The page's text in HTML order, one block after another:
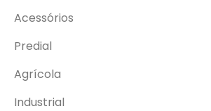
Acessórios
Predial
Agrícola
Industrial